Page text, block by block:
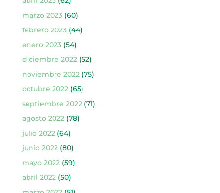
marzo 2023(60)
febrero 2023(44)
enero 2023(54)
diciembre 2022(52)
noviembre 2022(75)
octubre 2022(65)
septiembre 2022(71)
agosto 2022(78)
julio 2022(64)
junio 2022(80)
mayo 2022(59)
abril 2022(50)